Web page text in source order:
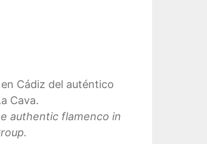
Cádiz del auténtico
Cava.
authentic flamenco in